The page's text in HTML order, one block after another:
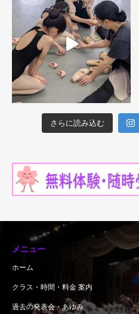
さらに読み込む
メニュー
ホーム
クラス・時間・料金 案内
過去の発表会・あゆみ